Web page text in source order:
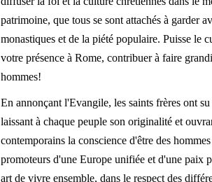
patrimoine, que tous se sont attachés à garder
monastiques et de la piété populaire. Puisse le
votre présence à Rome, contribuer à faire
hommes!
En annonçant l'Evangile, les saints frères ont
laissant à chaque peuple son originalité et
contemporains la conscience d'être des
promoteurs d'une Europe unifiée et d'une paix
art de vivre ensemble, dans le respect des